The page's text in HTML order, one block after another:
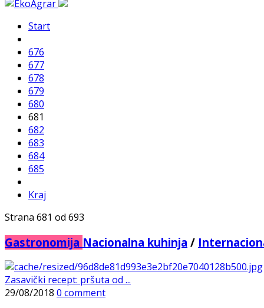
Start
676
677
678
679
680
681
682
683
684
685
Kraj
Strana 681 od 693
Gastronomija Nacionalna kuhinja /
Zasavički recept: pršuta od ...
29/08/2018 0 comment